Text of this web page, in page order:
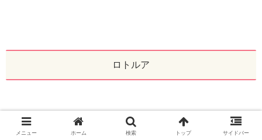
ロトルア
メニュー ホーム 検索 トップ サイドバー